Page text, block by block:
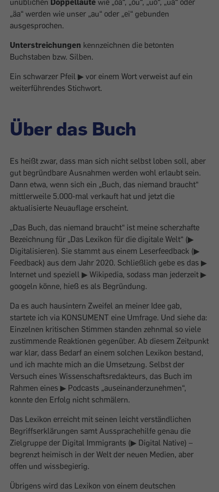
unüblichen Doppel­laute wie „oa“, „ou“, „uo“, „uä“ oder
„äa“ werden wie unser „au“ oder „ei“ gebunden
ausgesprochen.
Unterstreichungen kennzeichnen die betonten
Buchstaben bzw. Silben.
Ein schwarzer Pfeil ▶ vor einem Wort verweist auf ein
weiterführendes Stichwort.
Über das Buch
Es heißt zwar, dass man sich nicht selbst loben soll, aber
gut begründ­bare Ausnahmen werden wohl erlaubt sein.
Dann etwa, wenn sich ein „Buch, das niemand braucht“
mittlerweile 5.000-mal verkauft hat und jetzt die
aktualisierte Neuauflage erscheint.
„Das Buch, das niemand braucht“ ist meine scherzhafte
Bezeichnung für „Das Lexikon für die digitale Welt“ (▶
Digitalisieren). Sie stammt aus einem Leserfeedback (▶
Feedback) aus dem Jahr 2020. Schließlich gebe es das ▶
Internet und speziell ▶ Wikipedia, sodass man jederzeit ▶
googeln könne, hieß es als Begründung.
Da es auch hausintern Zweifel an meiner Idee gab,
startete ich via KONSUMENT eine Umfrage. Und siehe da:
Einzelnen kritischen Stimmen standen zehnmal so viele
zustimmende Reaktionen gegenüber. Ab diesem Zeitpunkt
war klar, dass Bedarf an einem solchen Lexikon bestand,
und ich machte mich an die Umsetzung. Selbst der
Versuch eines Wissenschaftsredakteurs, das Buch im
Rahmen eines ▶ Podcasts „auseinanderzunehmen“,
konnte den Erfolg nicht schmälern.
Das Lexikon erreicht mit seinen leicht verständlichen
Begriffserklärungen samt Aussprachehilfe genau die
Zielgruppe der Digital Immigrants (▶ Digital Native) –
begrenzt heimisch in der Welt der neuen Medien, aber
offen und wissbegierig.
Übrigens wird das Lexikon von einem deutschen